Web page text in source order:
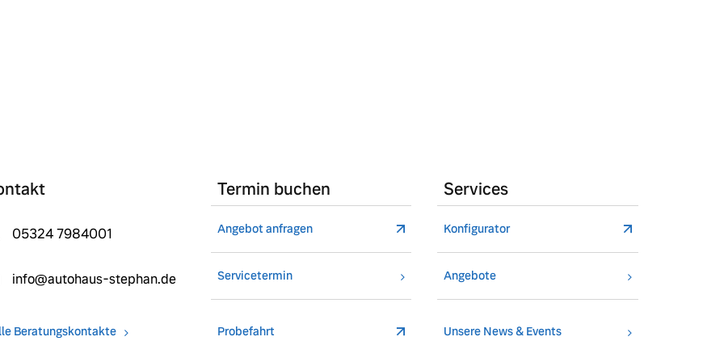
05324 7984001
info@autohaus-stephan.de
Beratungskontakte
Termin buchen
Angebot anfragen
Servicetermin
Probefahrt
Services
Konfigurator
Angebote
Unsere News & Events